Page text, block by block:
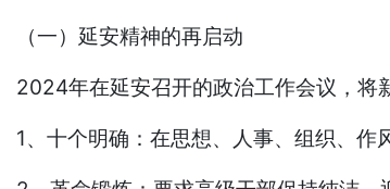
（一）延安精神的再启动
2024年在延安召开的政治工作会议，将
1、十个明确：在思想、人事、组织、作